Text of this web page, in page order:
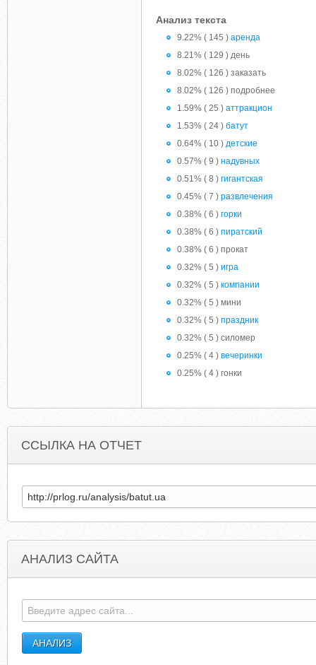
Анализ текста
9.22% ( 145 ) аренда
8.21% ( 129 ) день
8.02% ( 126 ) заказать
8.02% ( 126 ) подробнее
1.59% ( 25 ) аттракцион
1.53% ( 24 ) батут
0.64% ( 10 ) детские
0.57% ( 9 ) надувных
0.51% ( 8 ) гигантская
0.45% ( 7 ) развлечения
0.38% ( 6 ) горки
0.38% ( 6 ) пиратский
0.38% ( 6 ) прокат
0.32% ( 5 ) игра
0.32% ( 5 ) компании
0.32% ( 5 ) мини
0.32% ( 5 ) праздник
0.32% ( 5 ) силомер
0.25% ( 4 ) вечеринки
0.25% ( 4 ) гонки
ССЫЛКА НА ОТЧЕТ
АНАЛИЗ САЙТА